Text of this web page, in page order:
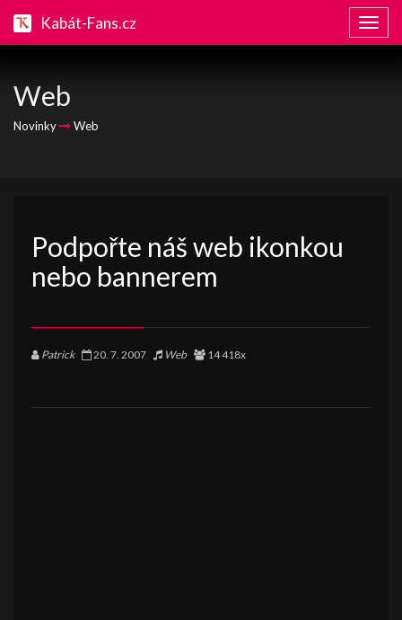
Kabát-Fans.cz
Web
Novinky Web
Podpořte náš web ikonkou
nebo bannerem
Patrick 20. 7. 2007 Web 14 418x